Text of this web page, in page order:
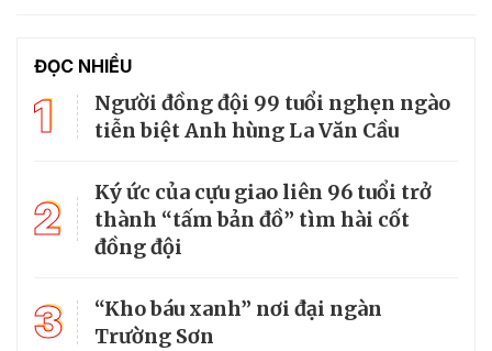
ĐỌC NHIỀU
1
Người đồng đội 99 tuổi nghẹn ngào
tiễn biệt Anh hùng La Văn Cầu
2
Ký ức của cựu giao liên 96 tuổi trở
thành “tấm bản đồ” tìm hài cốt
đồng đội
3
“Kho báu xanh” nơi đại ngàn
Trường Sơn